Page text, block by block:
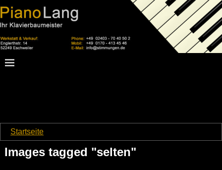
Startseite
Images tagged "selten"